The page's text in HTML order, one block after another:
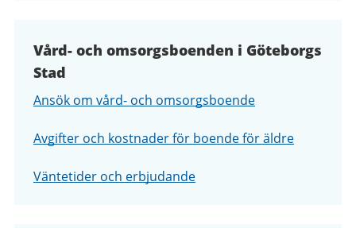
Vård- och omsorgsboenden i Göteborgs
Stad
Ansök om vård- och omsorgsboende
Avgifter och kostnader för boende för äldre
Väntetider och erbjudande